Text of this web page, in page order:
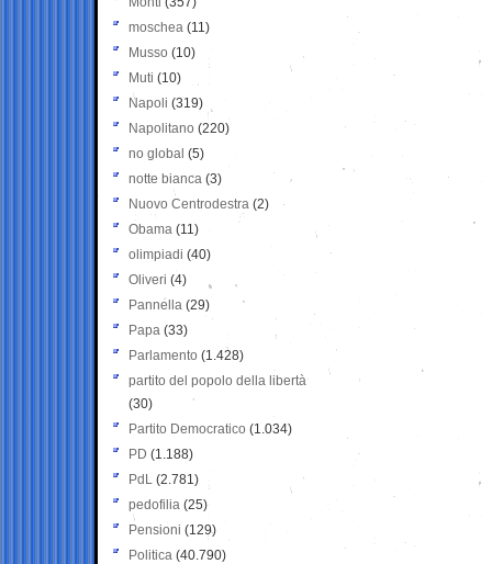
moschea (11)
Musso (10)
Muti (10)
Napoli (319)
Napolitano (220)
no global (5)
notte bianca (3)
Nuovo Centrodestra (2)
Obama (11)
olimpiadi (40)
Oliveri (4)
Pannella (29)
Papa (33)
Parlamento (1.428)
partito del popolo della libertà
(30)
Partito Democratico (1.034)
PD (1.188)
PdL (2.781)
pedofilia (25)
Pensioni (129)
Politica (40.790)